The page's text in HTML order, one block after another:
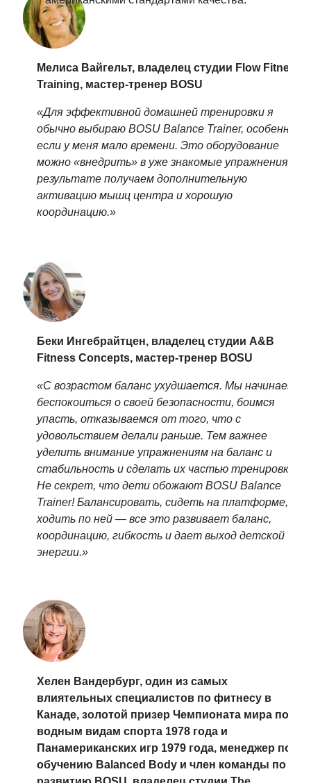
Мелиса Вайгельт, владелец студии Flow Fitness
Training, мастер-тренер BOSU
«Для эффективной домашней тренировки я
обычно выбираю BOSU Balance Trainer, особенно
если у меня мало времени. Это оборудование
можно «внедрить» в уже знакомые упражнения. В
результате получаем дополнительную
активацию мышц центра и хорошую
координацию.»
Беки Ингебрайтцен, владелец студии A&B
Fitness Concepts, мастер-тренер BOSU
«С возрастом баланс ухудшается. Мы начинаем
беспокоиться о своей безопасности, боимся
упасть, отказываемся от того, что с
удовольствием делали раньше. Тем важнее
уделить внимание упражнениям на баланс и
стабильность и сделать их частью тренировки.
Не секрет, что дети обожают BOSU Balance
Trainer! Балансировать, сидеть на платформе,
ходить по ней — все это развивает баланс,
координацию, гибкость и дает выход детской
энергии.»
Хелен Вандербург, один из самых
влиятельных специалистов по фитнесу в
Канаде, золотой призер Чемпионата мира по
водным видам спорта 1978 года и
Панамериканских игр 1979 года, менеджер по
обучению Balanced Body и член команды по